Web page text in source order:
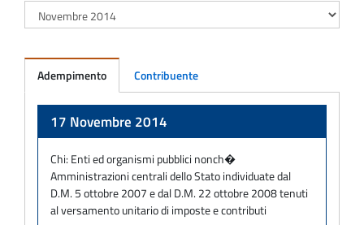
Adempimento Contribuente
17 Novembre 2014
Chi: Enti ed organismi pubblici nonch�
Amministrazioni centrali dello Stato individuate dal
D.M. 5 ottobre 2007 e dal D.M. 22 ottobre 2008 tenuti
al versamento unitario di imposte e contributi